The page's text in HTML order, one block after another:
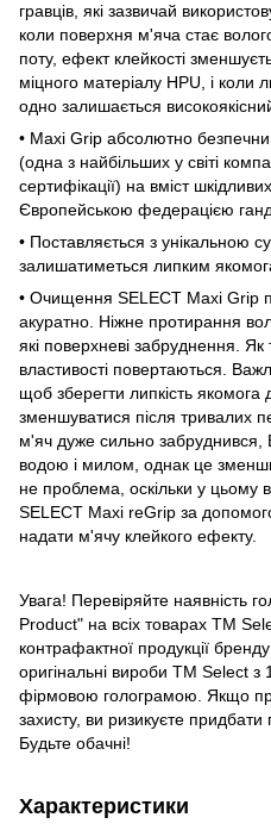
гравців, які зазвичай
коли поверхня м'яча стає
поту, ефект клейкості
міцного матеріалу HPU, і коли
одно залишається
• Maxi Grip абсолютно
(одна з найбільших у світі
сертифікації) на вміст
Європейською федерацією
• Поставляється з унікальною
залишатиметься липким
• Очищення SELECT Maxi Grip
акуратно. Ніжне протирання
які поверхневі забруднення. Як
властивості повертаються.
щоб зберегти липкість якомога
зменшуватися після тривалих
м'яч дуже сильно
водою і милом, однак це
не проблема, оскільки у
SELECT Maxi reGrip за
надати м'ячу клейкого ефекту.
Увага! Перевіряйте наявність
Product" на всіх товарах TM
контрафактної продукції
оригінальні вироби TM Select
фірмовою голограмою. Якщо
захисту, ви ризикуєте придбати
Будьте обачні!
Характеристики